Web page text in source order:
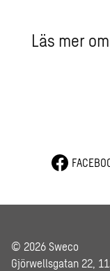
Läs mer
© 2026 Sweco
Gjörwellsgatan 22,